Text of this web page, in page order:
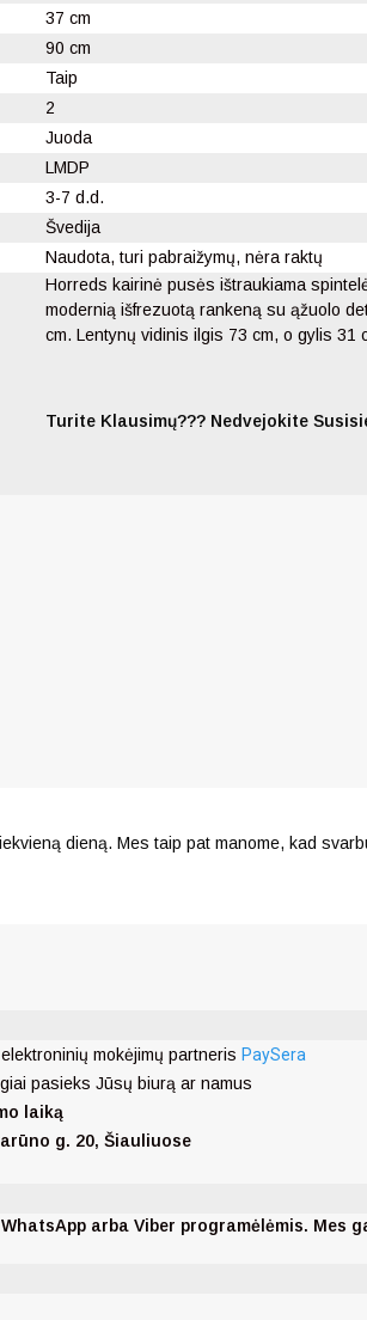
37 cm
90 cm
Taip
2
Juoda
LMDP
3-7 d.d.
Švedija
Naudota, turi pabraižymų, nėra raktų
Horreds kairinė pusės ištraukiama
modernią išfrezuotą rankeną su ąžuolo
cm. Lentynų vidinis ilgis 73 cm, o gylis 31
Turite Klausimų??? Nedvejokite
dieną. Mes taip pat manome, kad
mokėjimų partneris PaySera
pasieks Jūsų biurą ar namus
laiką
g. 20, Šiauliuose
arba Viber programėlėmis. Mes